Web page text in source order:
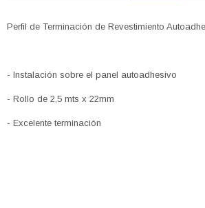
Perfil de Terminación de Revestimiento
- Instalación sobre el panel autoadhesivo
- Rollo de 2,5 mts x 22mm
- Excelente terminación